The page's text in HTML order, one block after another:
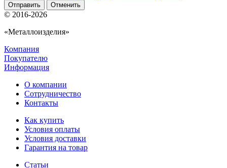
Отменить
© 2016-2026
«Металлоизделия»
Компания
Покупателю
Информация
О компании
Сотрудничество
Контакты
Как купить
Условия оплаты
Условия доставки
Гарантия на товар
Статьи